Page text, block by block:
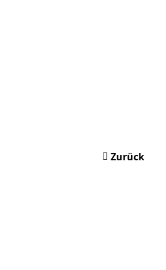
Zurück